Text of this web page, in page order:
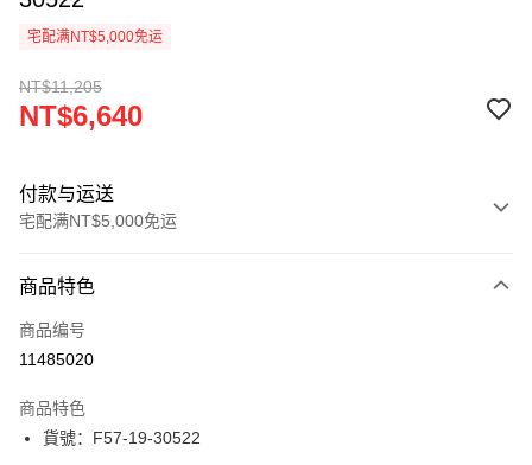
宅配满NT$5,000免运
NT$11,205
NT$6,640
付款与运送
宅配满NT$5,000免运
信用卡一次付款
LINE Pay
街口支付
商品特色
商品编号
11485020
商品特色
貨號：F57-19-30522